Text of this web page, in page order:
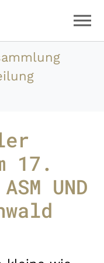
17.
UND